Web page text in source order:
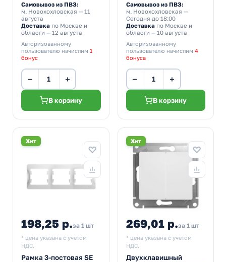
Самовывоз из ПВЗ:
м. Новохохловская — 11
августа
Доставка по Москве и
области — 12 августа
Авторизованному
пользователю начислим 1
бонус
− +
В корзину
Самовывоз из ПВЗ:
м. Новохохловская —
Сегодня до 18:00
Доставкапо Москве и
области — 10 августа
Авторизованному
пользователю начислим 4
бонуса
− +
В корзину
Хит
198,25 р.за 1 шт
* цена указана с учетом
НДС.
Рамка 3-постовая SE
Хит
269,01 р.за 1 шт
* цена указана с учетом
НДС.
Двухклавишный